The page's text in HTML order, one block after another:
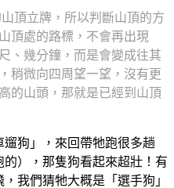
頂立牌，所以判斷山頂的方
頂處的路標，不會再出現
、幾分鐘，而是會變成往其
稍微向四周望一望，沒有更
的山頭，那就是已經到山頂
狗」，來回帶牠跑很多趟
的），那隻狗看起來超壯！有
我們猜牠大概是「選手狗」